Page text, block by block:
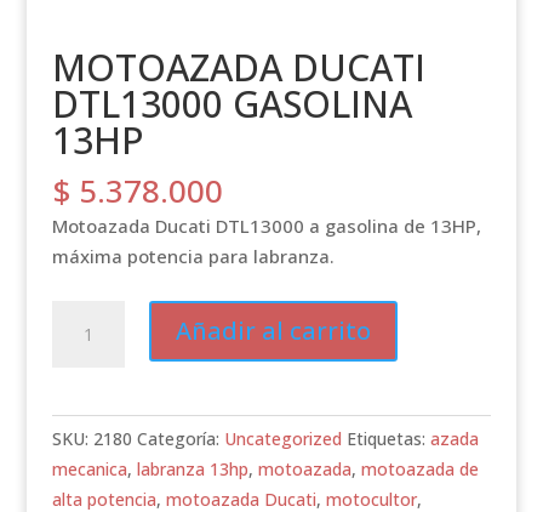
MOTOAZADA DUCATI
DTL13000 GASOLINA
13HP
$ 5.378.000
Motoazada Ducati DTL13000 a gasolina de 13HP,
máxima potencia para labranza.
DUCATI
13HP
cantidad
Añadir al carrito
SKU: 2180 Categoría: Uncategorized Etiquetas: azada
mecanica, labranza 13hp, motoazada, motoazada de
alta potencia, motoazada Ducati, motocultor,